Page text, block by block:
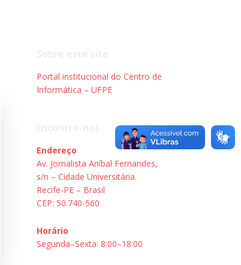
Portal institucional do Centro de
Informática – UFPE
Endereço
Av. Jornalista Aníbal Fernandes,
s/n – Cidade Universitária.
Recife-PE – Brasil
CEP: 50.740-560
Horário
Segunda–Sexta: 8:00–18:00